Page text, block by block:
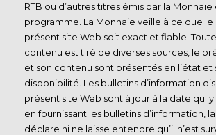
RTB ou d’autres titres émis par la
programme. La Monnaie veille à ce que
présent site Web soit exact et fiable.
contenu est tiré de diverses sources, le
et son contenu sont présentés en l’état et
disponibilité. Les bulletins d’information
présent site Web sont à jour à la date qui
en fournissant les bulletins d’information,
déclare ni ne laisse entendre qu’il n’est